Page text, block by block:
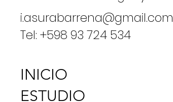
i.asurabarrena@gmail.com
Tel: +598 93 724 534
INICIO
ESTUDIO